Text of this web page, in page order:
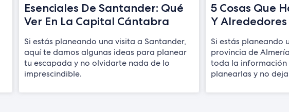
Esenciales De Santander: Qué
Ver En La Capital Cántabra
Si estás planeando una visita a Santander,
aquí te damos algunas ideas para planear
tu escapada y no olvidarte nada de lo
imprescindible.
5 Cosas Que
Y Alrededores
Si estás planeando
provincia de
toda la información
planearlas y no